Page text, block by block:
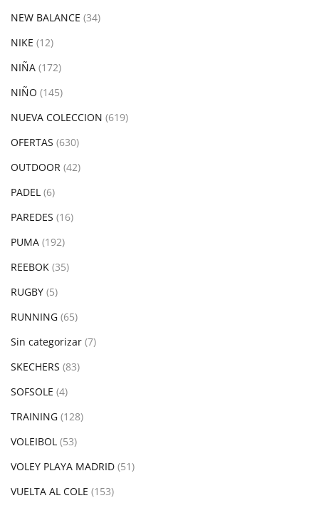
NEW BALANCE (34)
NIKE (12)
NIÑA (172)
NIÑO (145)
NUEVA COLECCION (619)
OFERTAS (630)
OUTDOOR (42)
PADEL (6)
PAREDES (16)
PUMA (192)
REEBOK (35)
RUGBY (5)
RUNNING (65)
Sin categorizar (7)
SKECHERS (83)
SOFSOLE (4)
TRAINING (128)
VOLEIBOL (53)
VOLEY PLAYA MADRID (51)
VUELTA AL COLE (153)